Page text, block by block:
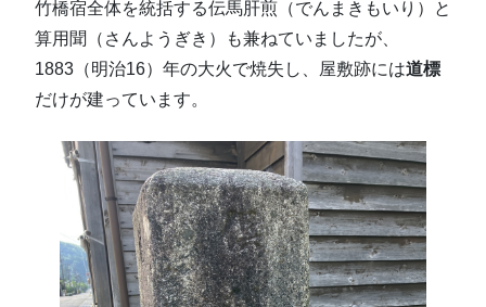
竹橋宿全体を統括する伝馬肝煎（でんまきもいり）と
算用聞（さんようぎき）も兼ねていましたが、
1883（明治16）年の大火で焼失し、屋敷跡には道標
だけが建っています。